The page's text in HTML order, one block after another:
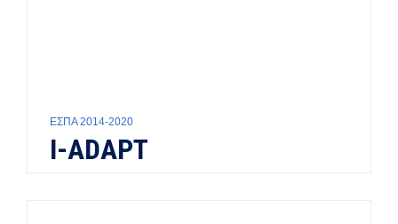
ΕΣΠΑ 2014-2020
I-ADAPT